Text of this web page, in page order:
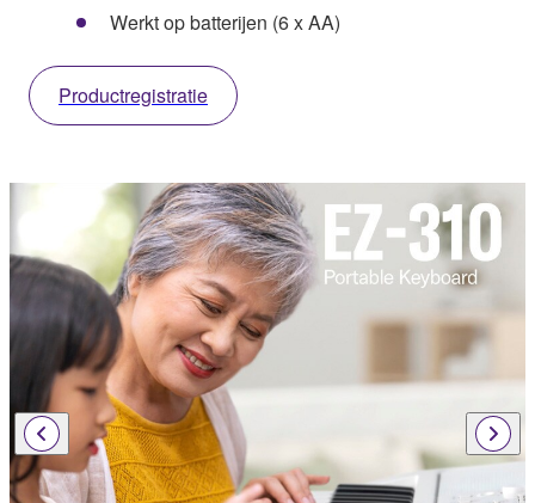
Werkt op batterijen (6 x AA)
Productregistratie